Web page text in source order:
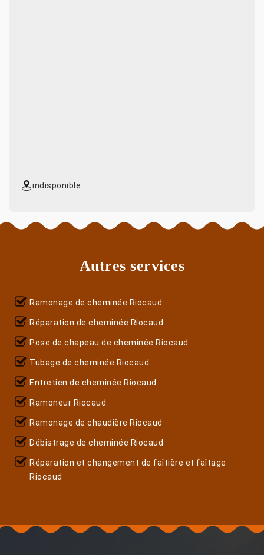
indisponible
Autres services
Ramonage de cheminée Riocaud
Réparation de cheminée Riocaud
Pose de chapeau de cheminée Riocaud
Tubage de cheminée Riocaud
Entretien de cheminée Riocaud
Ramoneur Riocaud
Ramonage de chaudière Riocaud
Débistrage de cheminée Riocaud
Réparation et changement de faîtière et faîtage
Riocaud